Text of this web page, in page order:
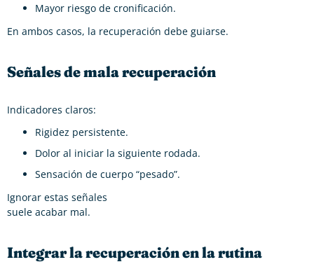
Mayor riesgo de cronificación.
En ambos casos, la recuperación debe guiarse.
Señales de mala recuperación
Indicadores claros:
Rigidez persistente.
Dolor al iniciar la siguiente rodada.
Sensación de cuerpo “pesado”.
Ignorar estas señales
suele acabar mal.
Integrar la recuperación en la rutina